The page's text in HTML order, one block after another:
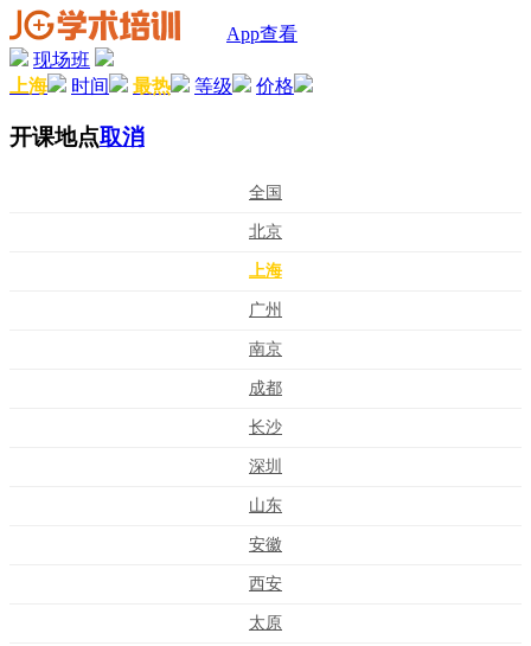
App查看
现场班
上海
时间 最热 等级 价格
开课地点取消
全国
北京
上海
广州
南京
成都
长沙
深圳
山东
安徽
西安
太原